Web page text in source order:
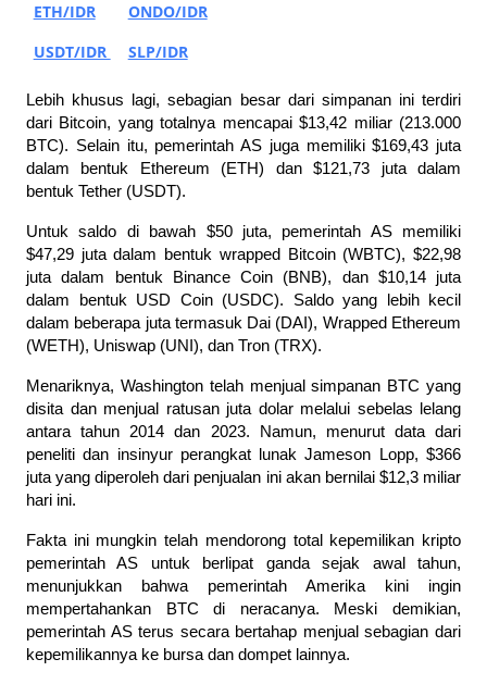
ETH/IDR
ONDO/IDR
USDT/IDR
SLP/IDR
Lebih khusus lagi, sebagian besar dari simpanan ini terdiri
dari Bitcoin, yang totalnya mencapai $13,42 miliar (213.000
BTC). Selain itu, pemerintah AS juga memiliki $169,43 juta
dalam bentuk Ethereum (ETH) dan $121,73 juta dalam
bentuk Tether (USDT).
Untuk saldo di bawah $50 juta, pemerintah AS memiliki
$47,29 juta dalam bentuk wrapped Bitcoin (WBTC), $22,98
juta dalam bentuk Binance Coin (BNB), dan $10,14 juta
dalam bentuk USD Coin (USDC). Saldo yang lebih kecil
dalam beberapa juta termasuk Dai (DAI), Wrapped Ethereum
(WETH), Uniswap (UNI), dan Tron (TRX).
Menariknya, Washington telah menjual simpanan BTC yang
disita dan menjual ratusan juta dolar melalui sebelas lelang
antara tahun 2014 dan 2023. Namun, menurut data dari
peneliti dan insinyur perangkat lunak Jameson Lopp, $366
juta yang diperoleh dari penjualan ini akan bernilai $12,3 miliar
hari ini.
Fakta ini mungkin telah mendorong total kepemilikan kripto
pemerintah AS untuk berlipat ganda sejak awal tahun,
menunjukkan bahwa pemerintah Amerika kini ingin
mempertahankan BTC di neracanya. Meski demikian,
pemerintah AS terus secara bertahap menjual sebagian dari
kepemilikannya ke bursa dan dompet lainnya.